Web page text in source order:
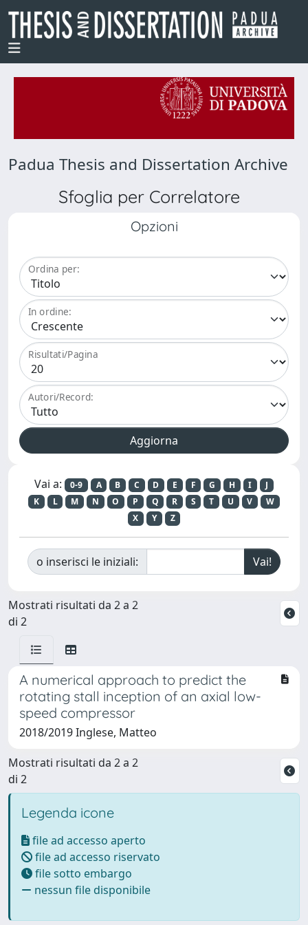
Padua Thesis and Dissertation Archive
Sfoglia per Correlatore
Opzioni
Ordina per:
In ordine:
Risultati/Pagina
Autori/Record:
Vai a: 0-9 A B C D E F G H I
J
K
L M N O P Q R S T U V
W
X
Y Z
o inserisci le iniziali:
Mostrati risultati da 2 a 2
di 2
A numerical approach to predict the
rotating stall inception of an axial low-
speed compressor
2018/2019 Inglese, Matteo
Mostrati risultati da 2 a 2
di 2
Legenda icone
file ad accesso aperto
file ad accesso riservato
file sotto embargo
nessun file disponibile